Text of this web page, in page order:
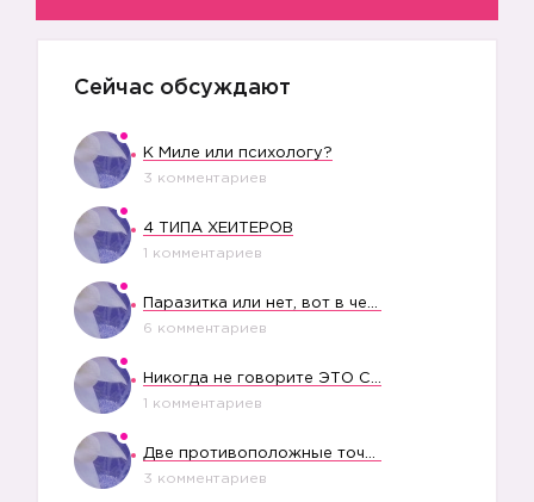
Сейчас обсуждают
К Миле или психологу?
3 комментариев
4 ТИПА ХЕЙТЕРОВ
1 комментариев
6 комментариев
1 комментариев
3 комментариев